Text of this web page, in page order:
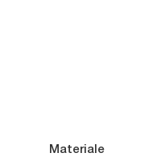
Materiale